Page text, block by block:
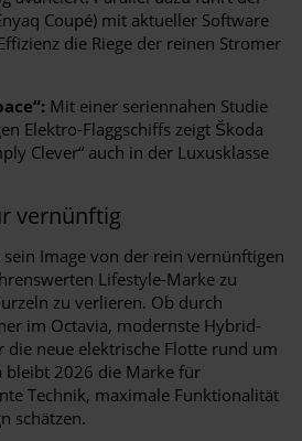
Coupé) mit aktueller Software
die Riege der reinen Stromer
Mit einer seriennahen Studie
Elektro-Flaggschiffs zeigt Škoda
Clever“ auch in der Luxusklasse
vernünftig
sein Image von der rein vernünftigen
Lifestyle-Marke zu
zu verlieren. Ob durch
im Octavia, modernste Hybrid-
die neue elektrische Flotte rund um
bleibt 2026 die Marke für
Technik, maximale Funktionalität
schätzen.